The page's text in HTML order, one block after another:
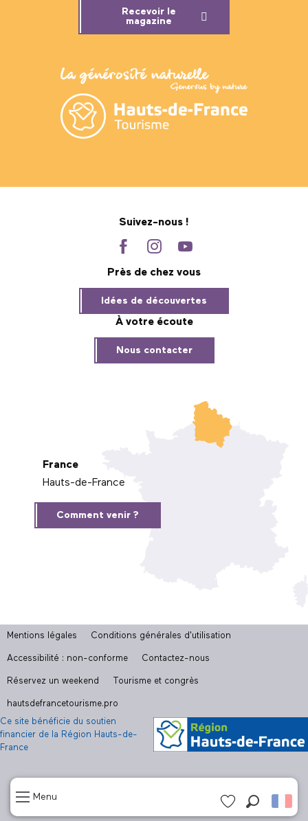
Menu
Recherche
Recevoir le
magazine
Suivez-nous !
Près de chez vous
Idées de découvertes
À votre écoute
Nous contacter
France
Hauts-de-France
Comment venir ?
Mentions légales Conditions générales d'utilisation
Accessibilité : non-conforme Contactez-nous
Réservez un weekend Tourisme et congrès
hautsdefrancetourisme.pro
Ce site bénéficie du soutien
financier de la Région Hauts-de-
France